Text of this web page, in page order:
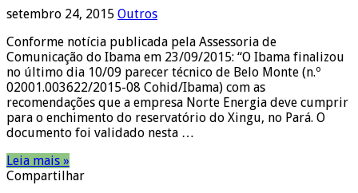
setembro 24, 2015 Outros
Conforme notícia publicada pela Assessoria de
Comunicação do Ibama em 23/09/2015: “O Ibama finalizou
no último dia 10/09 parecer técnico de Belo Monte (n.º
02001.003622/2015-08 Cohid/Ibama) com as
recomendações que a empresa Norte Energia deve cumprir
para o enchimento do reservatório do Xingu, no Pará. O
documento foi validado nesta …
Leia mais »
Compartilhar